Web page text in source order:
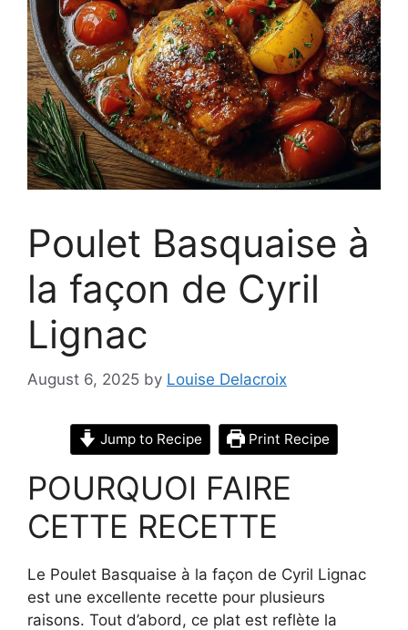
Poulet Basquaise à
la façon de Cyril
Lignac
August 6, 2025 by Louise Delacroix
Jump to Recipe Print Recipe
POURQUOI FAIRE
CETTE RECETTE
Le Poulet Basquaise à la façon de Cyril Lignac
est une excellente recette pour plusieurs
raisons. Tout d’abord, ce plat est reflète la